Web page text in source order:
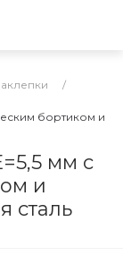
/
бортиком и
мм с
и
сталь